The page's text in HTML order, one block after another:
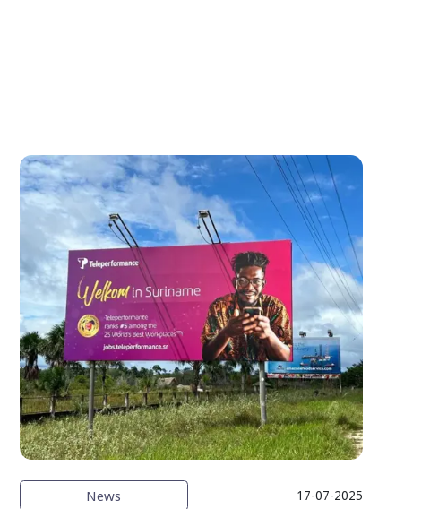
News
17-07-2025